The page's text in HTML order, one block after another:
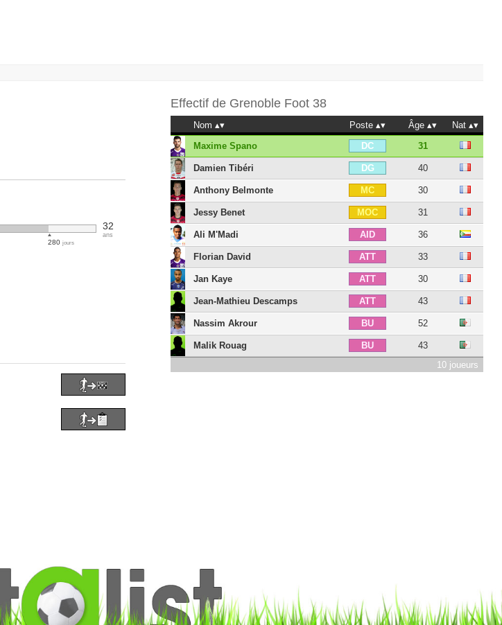
280 jours
32
ans
Effectif de Grenoble Foot 38
Nom Poste Âge
Nat
Maxime Spano
DC 31
Damien Tibéri DG 40
Anthony Belmonte MC 30
Jessy Benet MOC 31
Ali M'Madi AID 36
Florian David ATT 33
Jan Kaye ATT 30
Jean-Mathieu Descamps ATT 43
Nassim Akrour BU 52
Malik Rouag BU
43
10 joueurs